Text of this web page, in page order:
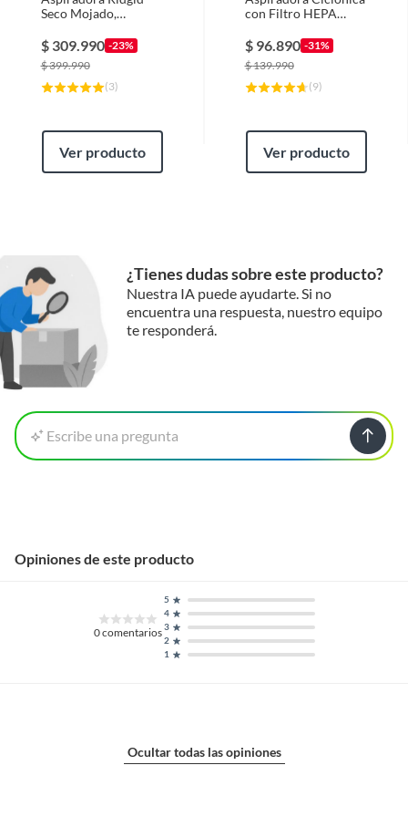
Seco Mojado,
Litros
$ 309.990 -23%
$399.990
(3)
Ver producto
con Filtro HEPA
3
$ 96.890 -31%
$139.990
(9)
Ver producto
¿Tienes dudas sobre este producto?
Nuestra IA puede ayudarte. Si no
encuentra una respuesta, nuestro equipo
te responderá.
Escribe una pregunta
Opiniones de este producto
0comentarios
1
2
3
4
5
Ocultar todas las opiniones